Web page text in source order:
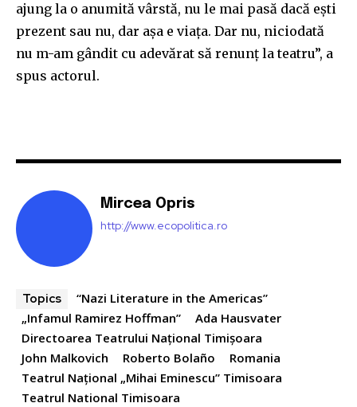
ajung la o anumită vârstă, nu le mai pasă dacă ești
prezent sau nu, dar așa e viața. Dar nu, niciodată
nu m-am gândit cu adevărat să renunț la teatru”, a
spus actorul.
Mircea Opris
http://www.ecopolitica.ro
Topics
“Nazi Literature in the Americas”
„Infamul Ramirez Hoffman”
Ada Hausvater
Directoarea Teatrului Național Timișoara
John Malkovich
Roberto Bolaño
Romania
Teatrul Național „Mihai Eminescu” Timisoara
Teatrul National Timisoara